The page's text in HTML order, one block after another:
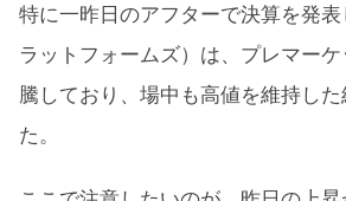
特に一昨日のアフターで決算を発
ラットフォームズ）は、プレマー
騰しており、場中も高値を維持し
た。